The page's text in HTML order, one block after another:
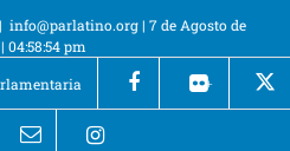
| info@parlatino.org| 7 de Agosto de
| 04:58:54 pm
+